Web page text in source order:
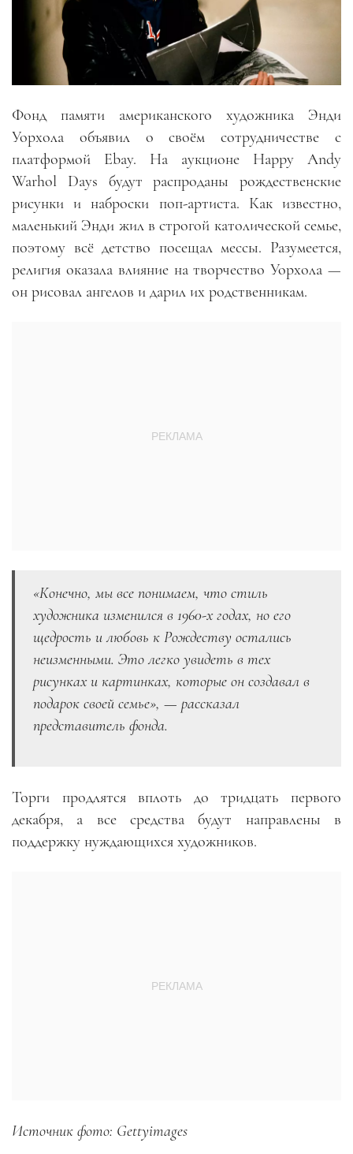
Фонд памяти американского художника Энди
Уорхола объявил о своём сотрудничестве с
платформой Ebay. На аукционе Happy Andy
Warhol Days будут распроданы рождественские
рисунки и наброски поп-артиста. Как известно,
маленький Энди жил в строгой католической семье,
поэтому всё детство посещал мессы. Разумеется,
религия оказала влияние на творчество Уорхола —
он рисовал ангелов и дарил их родственникам.
«Конечно, мы все понимаем, что стиль
художника изменился в 1960-х годах, но его
щедрость и любовь к Рождеству остались
неизменными. Это легко увидеть в тех
рисунках и картинках, которые он создавал в
подарок своей семье», — рассказал
представитель фонда.
Торги продлятся вплоть до тридцать первого
декабря, а все средства будут направлены в
поддержку нуждающихся художников.
Источник фото: Gettyimages